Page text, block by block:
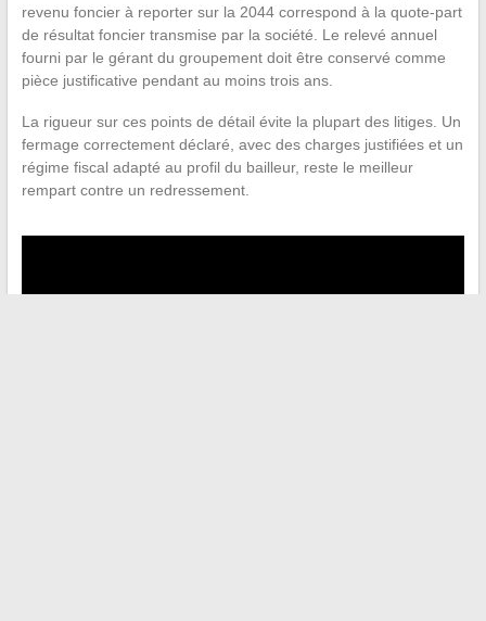
revenu foncier à reporter sur la 2044 correspond à la quote-part
de résultat foncier transmise par la société. Le relevé annuel
fourni par le gérant du groupement doit être conservé comme
pièce justificative pendant au moins trois ans.
La rigueur sur ces points de détail évite la plupart des litiges. Un
fermage correctement déclaré, avec des charges justifiées et un
régime fiscal adapté au profil du bailleur, reste le meilleur
rempart contre un redressement.